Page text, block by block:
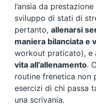
l’ansia da
sviluppo di stati di
pertanto, allenarsi
maniera bilanciata e
workout praticato), e
vita all’allenamento.
routine frenetica non
esercizi di chi passa
una scrivania.